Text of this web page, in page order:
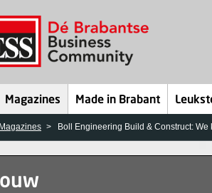
Magazines Made in Brabant
Magazines Boll Engineering Build & Construct: